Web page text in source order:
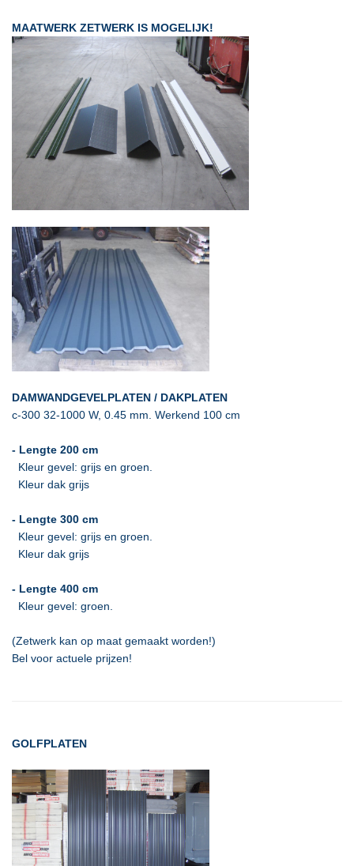
MAATWERK ZETWERK IS MOGELIJK!
DAMWANDGEVELPLATEN / DAKPLATEN
c-300 32-1000 W, 0.45 mm. Werkend 100 cm
- Lengte 200 cm
Kleur gevel: grijs en groen.
Kleur dak grijs
- Lengte 300 cm
Kleur gevel: grijs en groen.
Kleur dak grijs
- Lengte 400 cm
Kleur gevel: groen.
(Zetwerk kan op maat gemaakt worden!)
Bel voor actuele prijzen!
GOLFPLATEN